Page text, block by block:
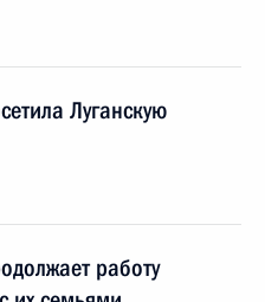
Луганскую
работу